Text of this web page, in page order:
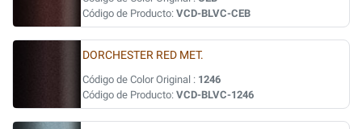
Código de Producto: VCD-BLVC-CEB
DORCHESTER RED MET.
Código de Color Original : 1246
Código de Producto: VCD-BLVC-1246